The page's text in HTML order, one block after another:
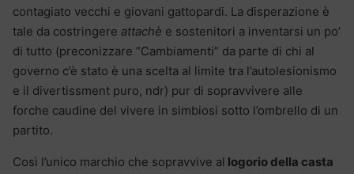
contagiato vecchi e giovani gattopardi. La disperazione è
tale da costringere attachè e sostenitori a inventarsi un po’
di tutto (preconizzare “Cambiamenti” da parte di chi al
governo c’è stato è una scelta al limite tra l’autolesionismo
e il divertissment puro, ndr) pur di sopravvivere alle
forche caudine del vivere in simbiosi sotto l’ombrello di un
partito.
Così l’unico marchio che sopravvive al logorio della casta